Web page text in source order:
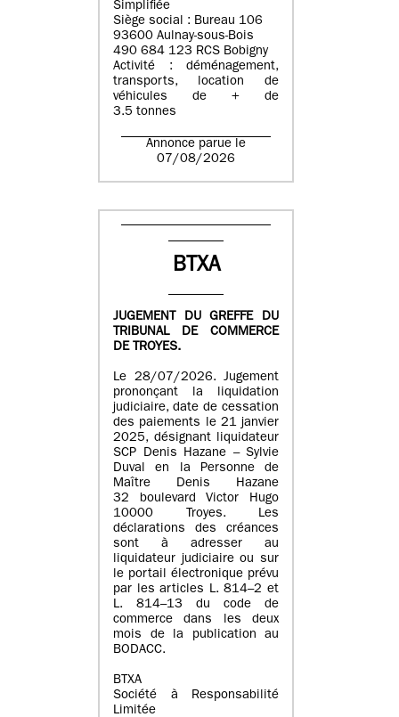
Simplifiée
Siège social : Bureau 106
93600 Aulnay-sous-Bois
490 684 123 RCS Bobigny
Activité : déménagement,
transports, location de
véhicules de + de
3.5 tonnes
Annonce parue le
07/08/2026
BTXA
JUGEMENT DU GREFFE DU
TRIBUNAL DE COMMERCE
DE TROYES.
Le 28/07/2026. Jugement
prononçant la liquidation
judiciaire, date de cessation
des paiements le 21 janvier
2025, désignant liquidateur
SCP Denis Hazane – Sylvie
Duval en la Personne de
Maître Denis Hazane
32 boulevard Victor Hugo
10000 Troyes. Les
déclarations des créances
sont à adresser au
liquidateur judiciaire ou sur
le portail électronique prévu
par les articles L. 814–2 et
L. 814–13 du code de
commerce dans les deux
mois de la publication au
BODACC.
BTXA
Société à Responsabilité
Limitée